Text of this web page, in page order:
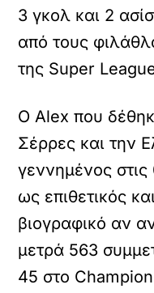
3 γκολ και 2
από τους
της Super
O Alex που
Σέρρες και την
γεννημένος
ως επιθετικός
βιογραφικό αν
μετρά 563
45 στο